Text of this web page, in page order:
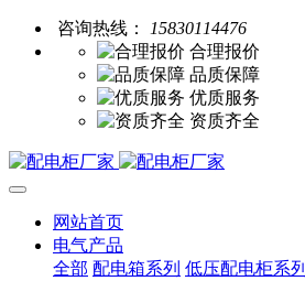
咨询热线：
15830114476
合理报价
品质保障
优质服务
资质齐全
网站首页
电气产品
全部 配电箱系列 低压配电柜系列